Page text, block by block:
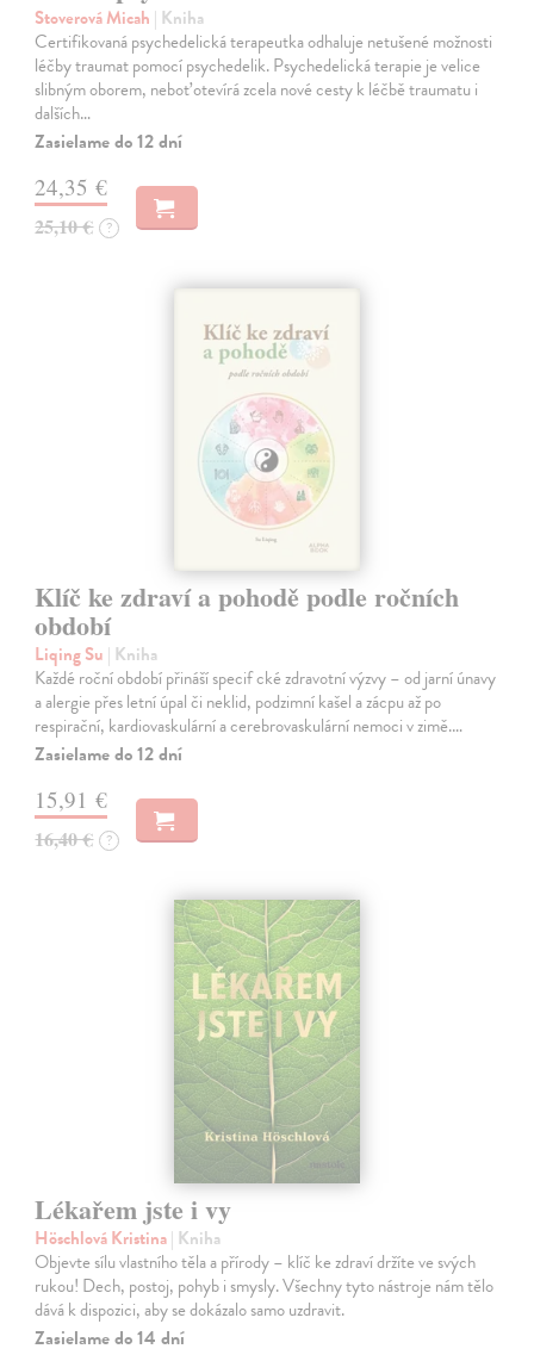
Stoverová Micah | Kniha
Certifikovaná psychedelická terapeutka odhaluje netušené možnosti
léčby traumat pomocí psychedelik. Psychedelická terapie je velice
slibným oborem, neboť otevírá zcela nové cesty k léčbě traumatu i
dalších…
Zasielame do 12 dní
24,35 €
25,10 € ?
Klíč ke zdraví a pohodě podle ročních
období
Liqing Su | Kniha
Každé roční období přináší specif cké zdravotní výzvy – od jarní únavy
a alergie přes letní úpal či neklid, podzimní kašel a zácpu až po
respirační, kardiovaskulární a cerebrovaskulární nemoci v zimě.…
Zasielame do 12 dní
15,91 €
16,40 € ?
Lékařem jste i vy
Höschlová Kristina| Kniha
Objevte sílu vlastního těla a přírody – klíč ke zdraví držíte ve svých
rukou! Dech, postoj, pohyb i smysly. Všechny tyto nástroje nám tělo
dává k dispozici, aby se dokázalo samo uzdravit.
Zasielame do 14 dní